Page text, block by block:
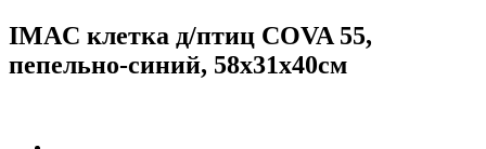
IMAC клетка д/птиц COVA 55,
пепельно-синий, 58х31х40см